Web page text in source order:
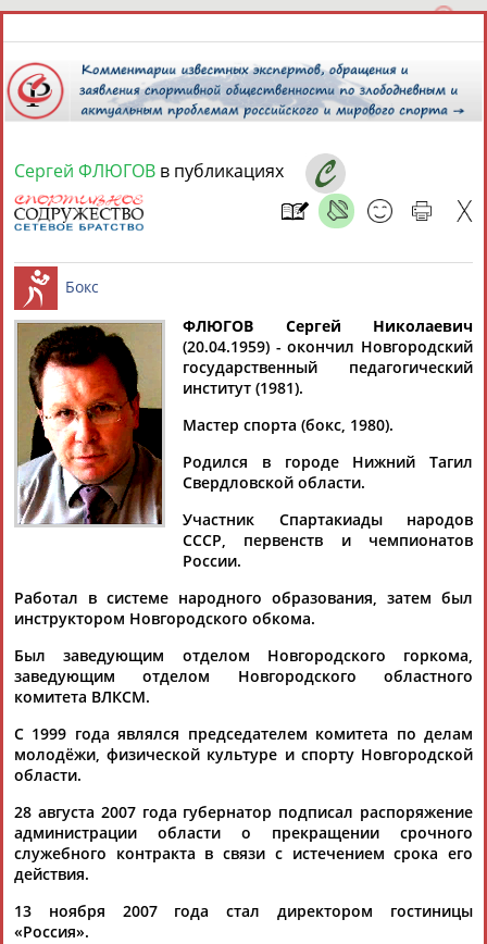
7 августа 2026 года,
СПОРТСМЕНЫ, ТРЕНЕРЫ И СПЕЦИАЛИСТЫ
Найдено: 13181персон Расширенный поиск
Аслаудин
АБАЕВ
Елена
АБАИМОВА
Мария
АБАКУМОВА
Юлия
АБАЛАКИНА
АБАРЕНОВ
АБАСОВА
АБАЧАРАЕВ
АБАШИДЗЕ
АББАТЕ-
БУЛАТОВА
АББЯСОВА
АБДИКАРИМОВААБДРАХМАНОВ
Сергей ФЛЮГОВ в публикациях
Бокс
ФЛЮГОВ Сергей Николаевич
(20.04.1959) - окончил Новгородский
государственный педагогический
институт (1981).
Мастер спорта (бокс, 1980).
Родился в городе Нижний Тагил
Свердловской области.
Участник Спартакиады народов
СССР, первенств и чемпионатов
России.
Работал в системе народного образования, затем был
инструктором Новгородского обкома.
Был заведующим отделом Новгородского горкома,
заведующим отделом Новгородского областного
комитета ВЛКСМ.
С 1999 года являлся председателем комитета по делам
молодёжи, физической культуре и спорту Новгородской
области.
28 августа 2007 года губернатор подписал распоряжение
администрации области о прекращении срочного
служебного контракта в связи с истечением срока его
действия.
13 ноября 2007 года стал директором гостиницы
«Россия».